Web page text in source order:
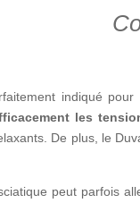
indiqué pour
les
De plus, le
peut parfois